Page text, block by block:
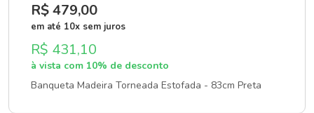
R$ 479,00
em até 10x sem juros
R$ 431,10
à vista com 10% de desconto
Banqueta Madeira Torneada Estofada - 83cm Preta